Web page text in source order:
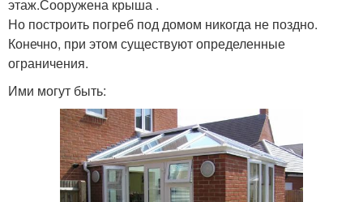
этаж.Сооружена крыша .
Но построить погреб под домом никогда не поздно.
Конечно, при этом существуют определенные
ограничения.
Ими могут быть: